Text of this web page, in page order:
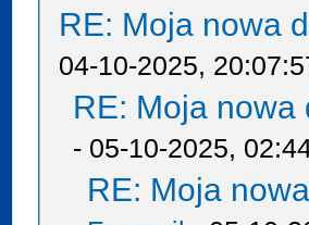
RE: Moja nowa
04-10-2025,
RE: Moja
- 05-10-2025,
RE: Moja